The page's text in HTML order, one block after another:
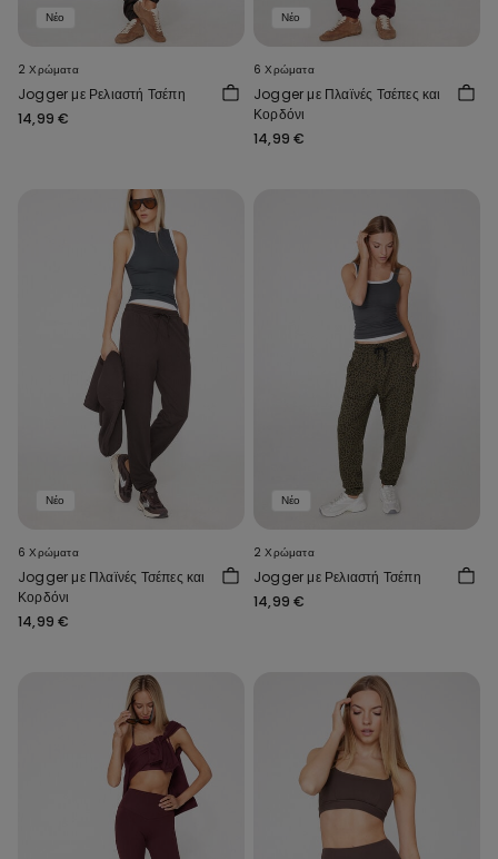
Νέο
2 Χρώματα
Jogger με Ρελιαστή Τσέπη
14,99 €
Νέο
6 Χρώματα
Jogger με Πλαϊνές Τσέπες και
Κορδόνι
14,99 €
Νέο
6 Χρώματα
Jogger με Πλαϊνές Τσέπες και
Κορδόνι
14,99 €
Νέο
2 Χρώματα
Jogger με Ρελιαστή Τσέπη
14,99 €